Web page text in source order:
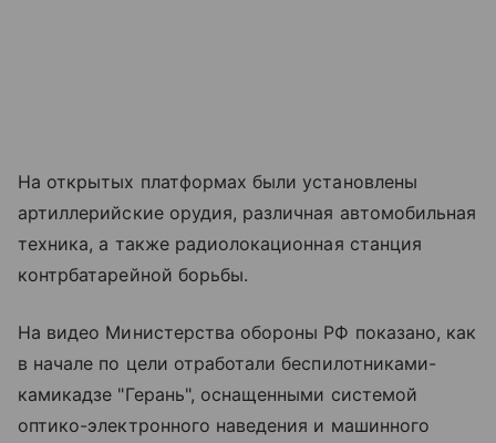
На открытых платформах были установлены
артиллерийские орудия, различная автомобильная
техника, а также радиолокационная станция
контрбатарейной борьбы.
На видео Министерства обороны РФ показано, как
в начале по цели отработали беспилотниками-
камикадзе "Герань", оснащенными системой
оптико-электронного наведения и машинного